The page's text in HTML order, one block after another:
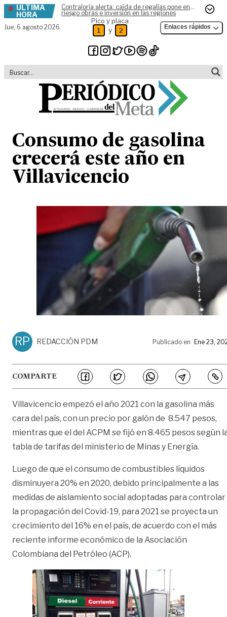
Skip to content
ÚLTIMA
HORA
Contraloría alerta: caída de regalías pone en
riesgo obras e inversión en las regiones
Jue, 6 agosto 2026
Pico y placa
1 y 2 Enlaces rápidos
Consumo de gasolina
crecerá este año en
Villavicencio
RP REDACCIÓN PDM Publicado en Ene 23,
COMPARTE
Villavicencio empezó el año 2021 con la gasolina más
cara del país, con un precio por galón de 8.547 pesos,
mientras que el del ACPM se fijó en 8.465 pesos según
tabla de tarifas del ministerio de Minas y Energía.
Luego de que el consumo de combustibles líquidos
disminuyera 20% en 2020, debido principalmente a las
medidas de aislamiento social adoptadas para controlar
la propagación del Covid-19, para 2021 se proyecta un
crecimiento del 16% en el país, de acuerdo con el más
reciente informe económico de la Asociación
Colombiana del Petróleo (ACP).